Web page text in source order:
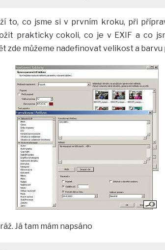
to, co jsme si v prvním kroku, při
prakticky cokoli, co je v EXIF a co
zde můžeme nadefinovat velikost a barvu
Já tam mám napsáno